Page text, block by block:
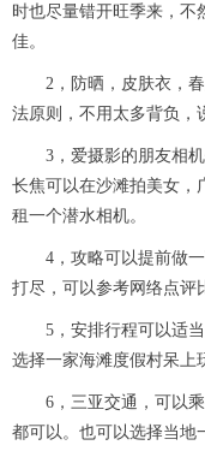
时也尽量错开旺季来，不
佳。
2，防晒，皮肤衣，春
法原则，不用太多背负，
3，爱摄影的朋友相机
长焦可以在沙滩拍美女，
租一个潜水相机。
4，攻略可以提前做一
打尽，可以参考网络点评
5，安排行程可以适当
选择一家海滩度假村呆上
6，三亚交通，可以乘
都可以。也可以选择当地